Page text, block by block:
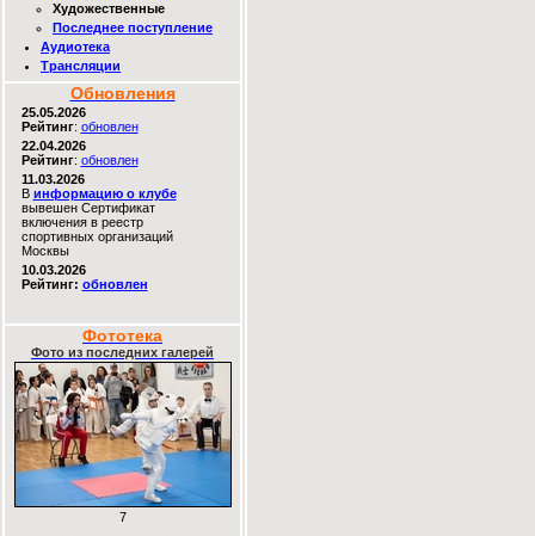
Художественные
Последнее поступление
Аудиотека
Трансляции
Обновления
25.05.2026
Рейтинг: обновлен
22.04.2026
Рейтинг: обновлен
11.03.2026
В информацию о клубе
вывешен Сертификат
включения в реестр
спортивных организаций
Москвы
10.03.2026
Рейтинг: обновлен
Фототека
Фото из последних галерей
7